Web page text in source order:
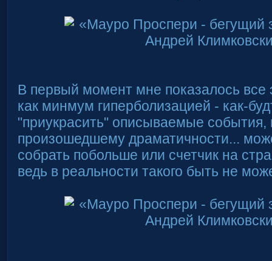
В первый момент мне показалось все
как минмум гиперболизацией - как-
"приукрасить" описываемые события,
произошедшему драматичности...
собрать побольше или счетчик на
ведь в реальности такого быть не